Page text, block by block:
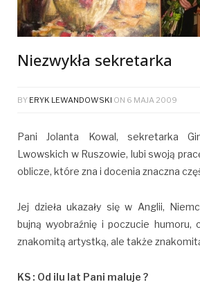
Niezwykła sekretarka
BY ERYK LEWANDOWSKI ON 6 MAJA 2009
Pani Jolanta Kowal, sekretarka
Lwowskich w Ruszowie, lubi swoją
oblicze, które zna i docenia znaczna
Jej dzieła ukazały się w Anglii,
bujną wyobraźnię i poczucie humoru,
znakomitą artystką, ale także
KS : Od ilu lat Pani maluje ?